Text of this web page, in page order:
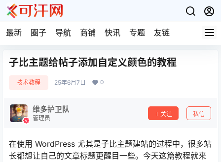
最新 圈子 导航 商铺 快讯 专题 友链
子比主题给帖子添加自定义颜色的教程
技术教程 25年6月7日 0
维多护卫队
管理员
关注 私信
在使用 WordPress 尤其是子比主题建站的过程中，很多站
长都想让自己的文章标题更醒目一些。今天这篇教程就来